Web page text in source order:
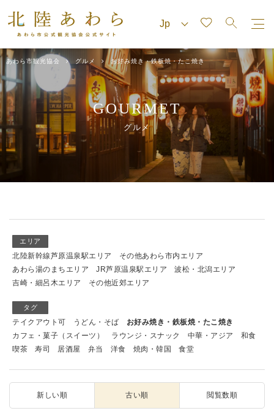
あわら市観光協会 グルメ お好み焼き・鉄板焼・たこ焼き
GOURMET
グルメ
エリア
北陸新幹線芦原温泉駅エリア
その他あわら市内エリア
あわら湯のまちエリア
JR芦原温泉駅エリア
波松・北潟エリア
吉崎・細呂木エリア
その他近郊エリア
タグ
テイクアウト可 うどん・そば
お好み焼き・鉄板焼・たこ焼き
カフェ・菓子（スイーツ）
ラウンジ・スナック 中華・アジア
和食
喫茶
寿司 居酒屋 弁当 洋食 焼肉・韓国 食堂
新しい順 古い順 閲覧数順